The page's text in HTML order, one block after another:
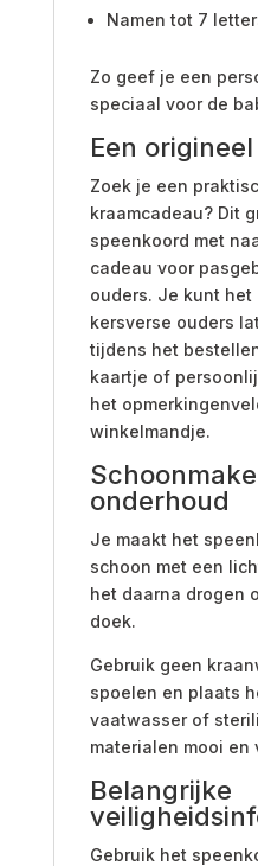
Namen tot 7
Zo geef je een
speciaal voor de
Een
Zoek je een
kraamcadeau? Dit
speenkoord met
cadeau voor
ouders. Je kunt
kersverse ouders
tijdens het
kaartje of
het
winkelmandje.
onderhoud
Je maakt het
schoon met een
het daarna drogen
doek.
Gebruik geen
spoelen en plaats
vaatwasser of
materialen mooi en
Belangrijke
Gebruik het